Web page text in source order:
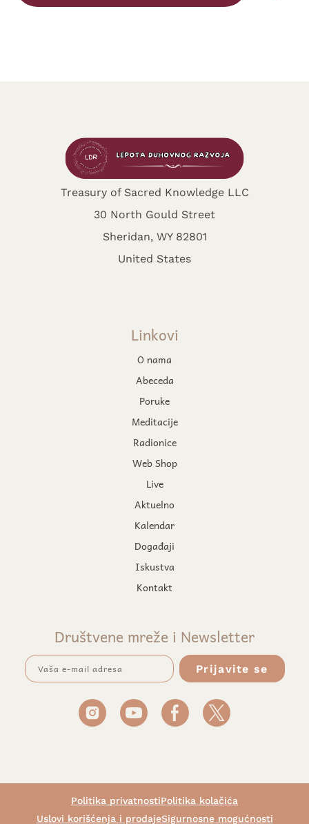
Treasury of Sacred Knowledge LLC
30 North Gould Street
Sheridan, WY 82801
United States
Linkovi
O nama
Abeceda
Poruke
Meditacije
Radionice
Web Shop
Live
Aktuelno
Kalendar
Događaji
Iskustva
Kontakt
Društvene mreže i Newsletter
Politika privatnostiPolitika kolačića
Uslovi korišćenja i prodajeSigurnosne mogućnosti